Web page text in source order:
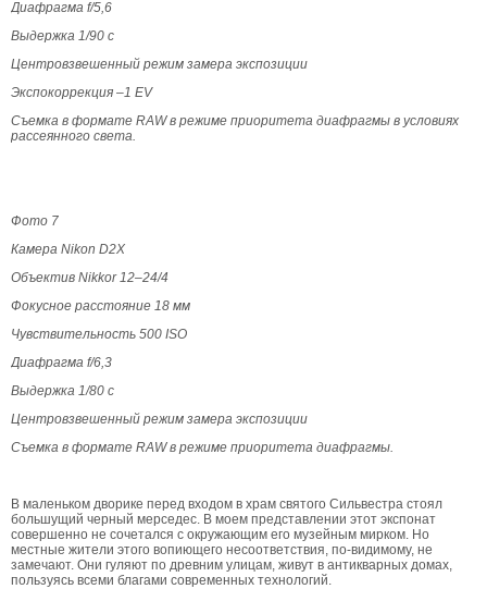
Диафрагма f/5,6
Выдержка 1/90 с
Центровзвешенный режим замера экспозиции
Экспокоррекция –1 EV
Съемка в формате RAW в режиме приоритета диафрагмы в условиях
рассеянного света.
Фото 7
Камера Nikon D2Х
Объектив Nikkor 12–24/4
Фокусное расстояние 18 мм
Чувствительность 500 ISO
Диафрагма f/6,3
Выдержка 1/80 с
Центровзвешенный режим замера экспозиции
Съемка в формате RAW в режиме приоритета диафрагмы.
В маленьком дворике перед входом в храм святого Сильвестра стоял
большущий черный мерседес. В моем представлении этот экспонат
совершенно не сочетался с окружающим его музейным мирком. Но
местные жители этого вопиющего несоответствия, по-видимому, не
замечают. Они гуляют по древним улицам, живут в антикварных домах,
пользуясь всеми благами современных технологий.